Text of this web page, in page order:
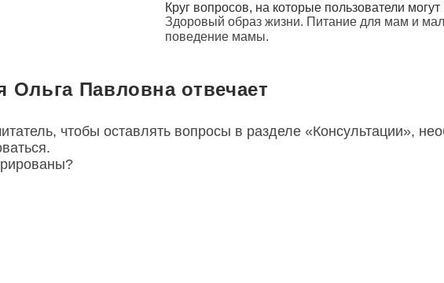
Круг вопросов, на которые пользователи могут
Здоровый образ жизни. Питание для мам и
поведение мамы.
Ольга Павловна отвечает
чтобы оставлять вопросы в разделе «Консультации»,
.